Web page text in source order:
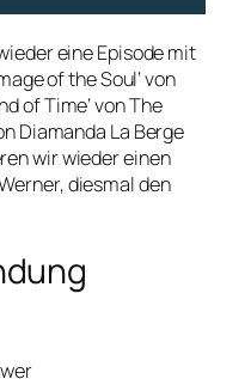
eine Episode mit
of the Soul‘ von
of Time‘ von The
Diamanda La Berge
wir wieder einen
diesmal den